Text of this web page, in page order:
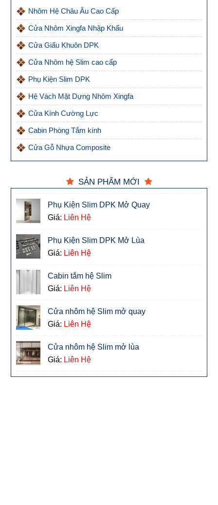
Nhôm Hệ Châu Âu Cao Cấp
Cửa Nhôm Xingfa Nhập Khẩu
Cửa Giấu Khuôn DPK
Cửa Nhôm hệ Slim cao cấp
Phụ Kiện Slim DPK
Hệ Vách Mặt Dựng Nhôm Xingfa
Cửa Kính Cường Lực
Cabin Phòng Tắm kính
Cửa Gỗ Nhựa Composite
SẢN PHẨM MỚI
Phụ Kiện Slim DPK Mở Quay
Giá: Liên Hệ
Phụ Kiện Slim DPK Mở Lùa
Giá: Liên Hệ
Cabin tắm hệ Slim
Giá: Liên Hệ
Cửa nhôm hệ Slim mở quay
Giá: Liên Hệ
Cửa nhôm hệ Slim mở lùa
Giá: Liên Hệ